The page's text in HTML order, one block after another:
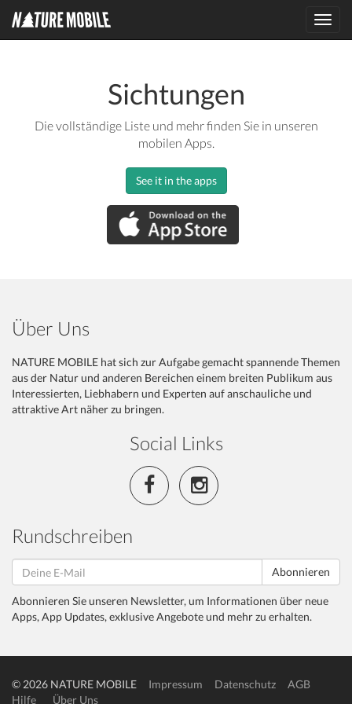
Sichtungen
Die vollständige Liste und mehr finden Sie in unseren
mobilen Apps.
See it in the apps
Über Uns
NATURE MOBILE hat sich zur Aufgabe gemacht spannende Themen
aus der Natur und anderen Bereichen einem breiten Publikum aus
Interessierten, Liebhabern und Experten auf anschauliche und
attraktive Art näher zu bringen.
Social Links
Rundschreiben
Abonnieren
Abonnieren Sie unseren Newsletter, um Informationen über neue
Apps, App Updates, exklusive Angebote und mehr zu erhalten.
© 2026 NATURE MOBILE Impressum Datenschutz
AGB
Hilfe
Über Uns